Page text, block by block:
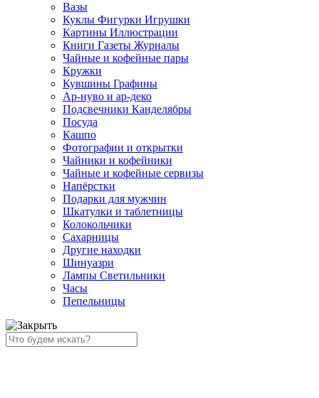
Вазы
Куклы Фигурки Игрушки
Картины Иллюстрации
Книги Газеты Журналы
Чайные и кофейные пары
Кружки
Кувшины Графины
Ар-нуво и ар-деко
Подсвечники Канделябры
Посуда
Кашпо
Фотографии и открытки
Чайники и кофейники
Чайные и кофейные сервизы
Напёрстки
Подарки для мужчин
Шкатулки и таблетницы
Колокольчики
Сахарницы
Другие находки
Шинуазри
Лампы Светильники
Часы
Пепельницы